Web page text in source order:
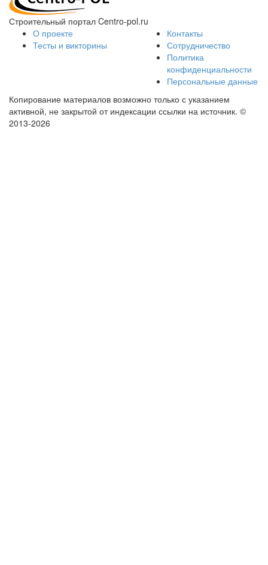
Строительный портал Centro-pol.ru
О проекте
Тесты и викторины
Контакты
Сотрудничество
Политика
конфиденциальности
Персональные данные
Копирование материалов возможно только с указанием
активной, не закрытой от индексации ссылки на источник. ©
2013-2026